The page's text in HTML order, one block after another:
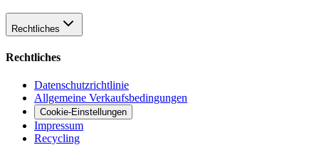
Rechtliches
Rechtliches
Datenschutzrichtlinie
Allgemeine Verkaufsbedingungen
Cookie-Einstellungen
Impressum
Recycling